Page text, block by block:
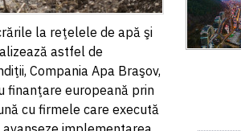
la reţelele de apă şi
astfel de
Compania Apa Braşov,
finanţare europeană prin
cu firmele care execută